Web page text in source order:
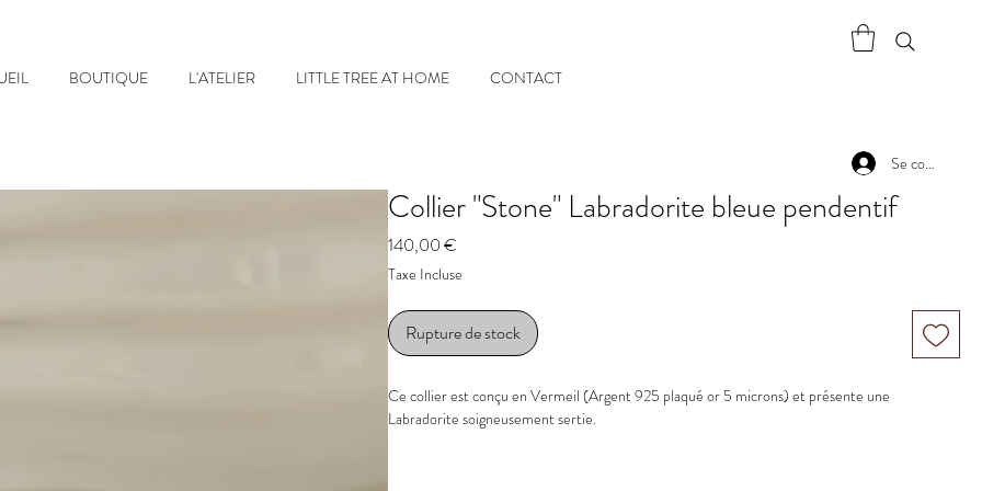
BOUTIQUE L'ATELIER LITTLE TREE AT HOME CONTACT
Se connecter
Collier "Stone" Labradorite bleue pendentif
140,00 €
Taxe Incluse
Rupture de stock
Ce collier est conçu en Vermeil (Argent 925 plaqué or 5 microns) et présente une
Labradorite soigneusement sertie.